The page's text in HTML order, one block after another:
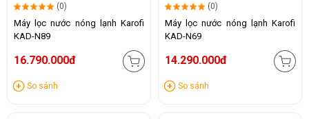
(0)
Máy lọc nước nóng lạnh Karofi
KAD-N89
16.790.000đ
So sánh
(0)
Máy lọc nước nóng lạnh Karofi
KAD-N69
14.290.000đ
So sánh